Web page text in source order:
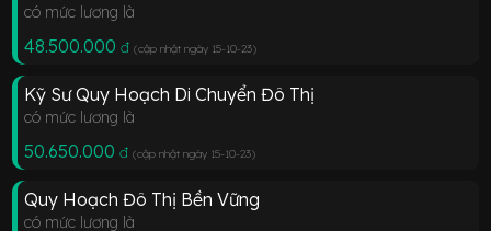
có mức lương là
48.500.000 đ (cập nhật ngày 15-10-23)
Kỹ Sư Quy Hoạch Di Chuyển Đô Thị
có mức lương là
50.650.000 đ (cập nhật ngày 15-10-23)
Quy Hoạch Đô Thị Bền Vững
có mức lương là